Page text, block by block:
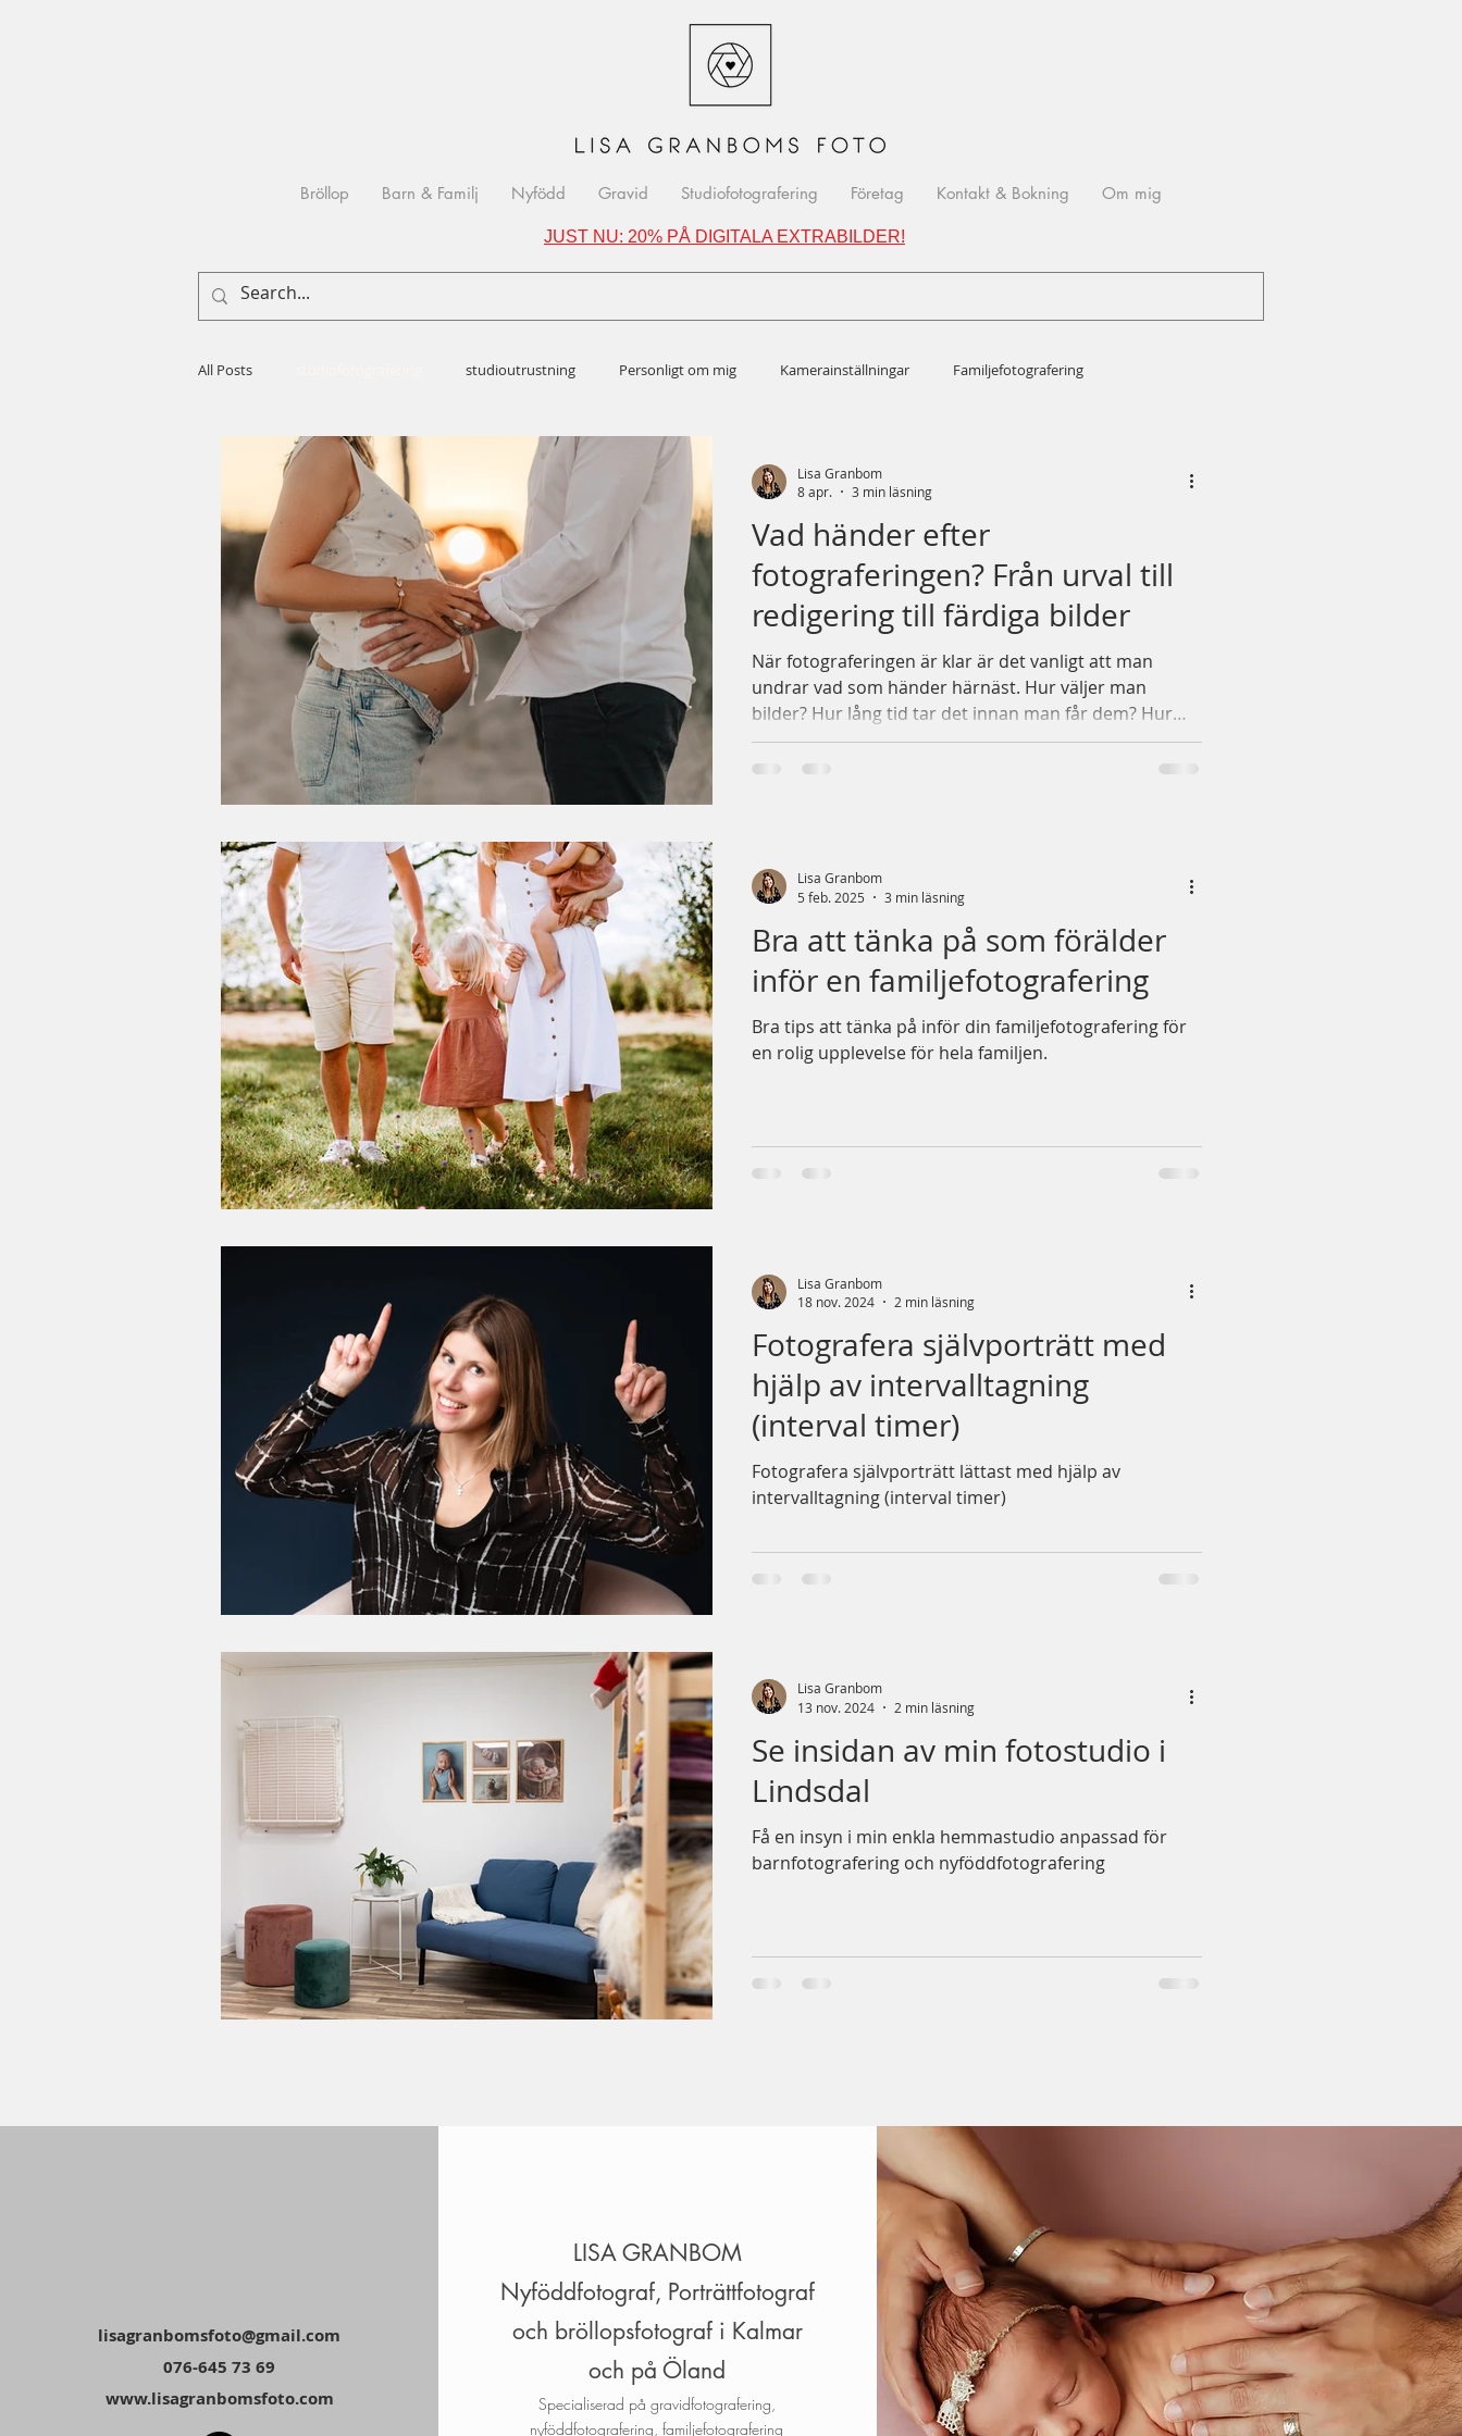
Bröllop Barn & Familj Nyfödd Gravid Studiofotografering Företag Kontakt & Bokning Om mig
JUST NU: 20% PÅ DIGITALA EXTRABILDER!
All Posts studioutrustning Personligt om mig Kamerainställningar Familjefotografering
Bröllopsfotografering
Vad händer efter
fotograferingen? Från urval till
redigering till färdiga bilder
När fotograferingen är klar är det vanligt att man
undrar vad som händer härnäst. Hur väljer man
bilder? Hur lång tid tar det innan man får dem? Hur
går redigeringen egentligen till? Här kommer jag guida
dig genom hela processen, från urval till färdiga bilder.
kommer du få ett mejl med en länk till ditt personliga
urvalsgall
Lisa Granbom
8 apr.
3 min läsning
Bra att tänka på som förälder
inför en familjefotografering
Bra tips att tänka på inför din familjefotografering för
en rolig upplevelse för hela familjen.
Lisa Granbom
5 feb. 2025
3 min läsning
Fotografera självporträtt med
hjälp av intervalltagning
(interval timer)
Fotografera självporträtt lättast med hjälp av
intervalltagning (interval timer)
Lisa Granbom
18 nov. 2024
2 min läsning
Se insidan av min fotostudio i
Lindsdal
Få en insyn i min enkla hemmastudio anpassad för
barnfotografering och nyföddfotografering
Lisa Granbom
13 nov. 2024
2 min läsning
lisagranbomsfoto@gmail.com
076-645 73 69
www.lisagranbomsfoto.com
LISA GRANBOM
Nyföddfotograf, Porträttfotograf
och bröllopsfotograf i Kalmar
och på Öland
Specialiserad på gravidfotografering,
nyföddfotografering, familjefotografering